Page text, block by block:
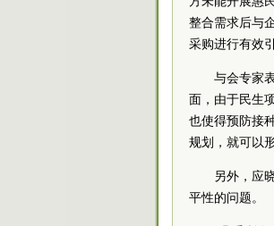
整合需求后与
采购进行有效引
与会专家
面，由于民生
也使得预防接
规划，就可以
另外，应
平性的问题。